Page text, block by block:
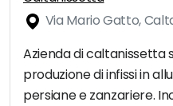
Via Mario Gatto,
Azienda di caltanissetta
produzione di infissi in
persiane e zanzariere.